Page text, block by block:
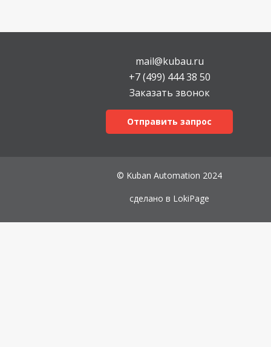
mail@kubau.ru
+7 (499) 444 38 50
Заказать звонок
Отправить запрос
© Kuban Automation 2024
сделано в LokiPage